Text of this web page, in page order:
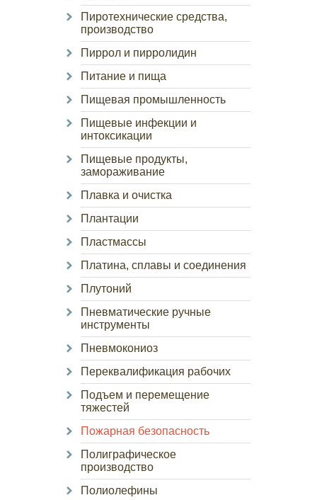
Пиротехнические средства,
производство
Пиррол и пирролидин
Питание и пища
Пищевая промышленность
Пищевые инфекции и
интоксикации
Пищевые продукты,
замораживание
Плавка и очистка
Плантации
Пластмассы
Платина, сплавы и соединения
Плутоний
Пневматические ручные
инструменты
Пневмокониоз
Переквалификация рабочих
Подъем и перемещение
тяжестей
Пожарная безопасность
Полиграфическое
производство
Полиолефины